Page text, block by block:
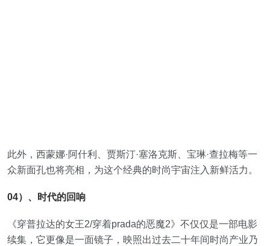
此外，西蒙娜·阿什利、贾斯汀·塞洛克斯、宝琳·查拉梅等一
众新面孔也将亮相，为这个经典的时尚宇宙注入新鲜活力。
04）、时代的回响
《穿普拉达的女王2/穿着prada的恶魔2》不仅仅是一部电影
续集，它更像是一面镜子，映照出过去二十年间时尚产业乃